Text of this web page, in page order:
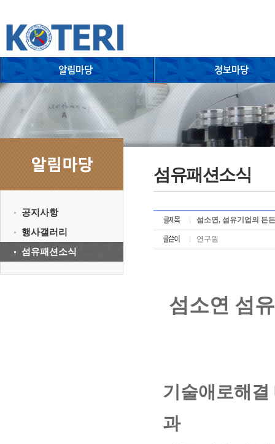
공지사항
행사갤러리
섬유패션소식
섬유패션소식
섬소연, 섬유기업의 든
연구원
섬소연 섬
기술애로해결
과